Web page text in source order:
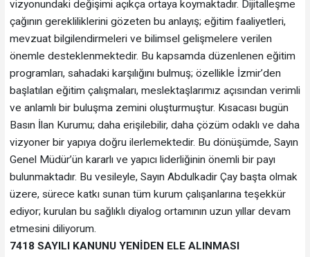
vizyonundaki değişimi açıkça ortaya koymaktadır. Dijitalleşme
çağının gerekliliklerini gözeten bu anlayış; eğitim faaliyetleri,
mevzuat bilgilendirmeleri ve bilimsel gelişmelere verilen
önemle desteklenmektedir. Bu kapsamda düzenlenen eğitim
programları, sahadaki karşılığını bulmuş; özellikle İzmir’den
başlatılan eğitim çalışmaları, meslektaşlarımız açısından verimli
ve anlamlı bir buluşma zemini oluşturmuştur. Kısacası bugün
Basın İlan Kurumu; daha erişilebilir, daha çözüm odaklı ve daha
vizyoner bir yapıya doğru ilerlemektedir. Bu dönüşümde, Sayın
Genel Müdür’ün kararlı ve yapıcı liderliğinin önemli bir payı
bulunmaktadır. Bu vesileyle, Sayın Abdulkadir Çay başta olmak
üzere, sürece katkı sunan tüm kurum çalışanlarına teşekkür
ediyor; kurulan bu sağlıklı diyalog ortamının uzun yıllar devam
etmesini diliyorum.
7418 SAYILI KANUNU YENİDEN ELE ALINMASI